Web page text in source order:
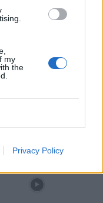
my
the
Privacy Policy
de Alijó sensibilizou os